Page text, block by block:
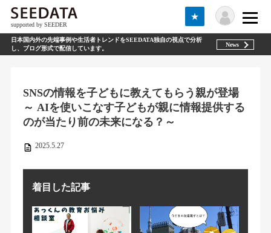
supported by SEEDER
★
日本国内外の先端事例や生活者トレンドをSEEDATA独自の視点で分析
し、ブログ形式で配信しています。
News
SNSの情報を子どもに教えてもらう親が登場
～ AIを使いこなす子どもが親に情報提供する
のが当たり前の未来になる？～
2025.5.27
着目した記事